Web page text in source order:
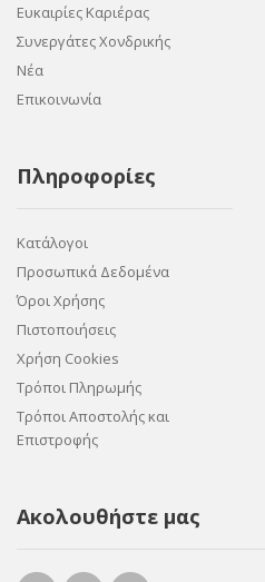
Ευκαιρίες Καριέρας
Συνεργάτες Χονδρικής
Νέα
Επικοινωνία
Πληροφορίες
Κατάλογοι
Προσωπικά Δεδομένα
Όροι Χρήσης
Πιστοποιήσεις
Χρήση Cookies
Τρόποι Πληρωμής
Τρόποι Αποστολής και
Επιστροφής
Ακολουθήστε μας